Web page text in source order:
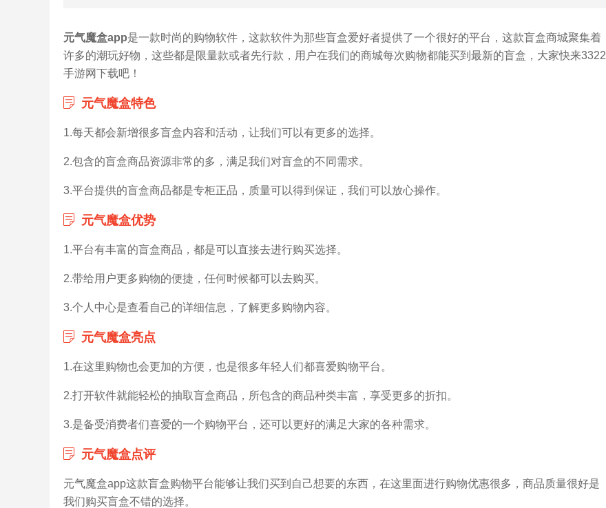
元气魔盒app是一款时尚的购物软件，这款软件为那些盲盒爱好者提供了一个很好的平台，这款盲盒商城聚集着
许多的潮玩好物，这些都是限量款或者先行款，用户在我们的商城每次购物都能买到最新的盲盒，大家快来3322
手游网下载吧！
元气魔盒特色
1.每天都会新增很多盲盒内容和活动，让我们可以有更多的选择。
2.包含的盲盒商品资源非常的多，满足我们对盲盒的不同需求。
3.平台提供的盲盒商品都是专柜正品，质量可以得到保证，我们可以放心操作。
元气魔盒优势
1.平台有丰富的盲盒商品，都是可以直接去进行购买选择。
2.带给用户更多购物的便捷，任何时候都可以去购买。
3.个人中心是查看自己的详细信息，了解更多购物内容。
元气魔盒亮点
1.在这里购物也会更加的方便，也是很多年轻人们都喜爱购物平台。
2.打开软件就能轻松的抽取盲盒商品，所包含的商品种类丰富，享受更多的折扣。
3.是备受消费者们喜爱的一个购物平台，还可以更好的满足大家的各种需求。
元气魔盒点评
元气魔盒app这款盲盒购物平台能够让我们买到自己想要的东西，在这里面进行购物优惠很多，商品质量很好是
我们购买盲盒不错的选择。